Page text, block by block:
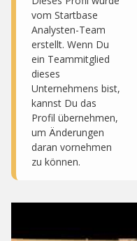
vom Startbase
Analysten-Team
erstellt. Wenn Du
ein Teammitglied
dieses
Unternehmens bist,
kannst Du das
Profil übernehmen,
um Änderungen
daran vornehmen
zu können.